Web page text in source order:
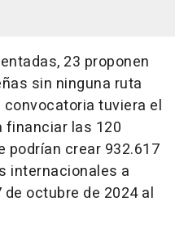
23 proponen
sin ninguna ruta
tuviera el
financiar las 120
crear 932.617
internacionales a
octubre de 2024 al